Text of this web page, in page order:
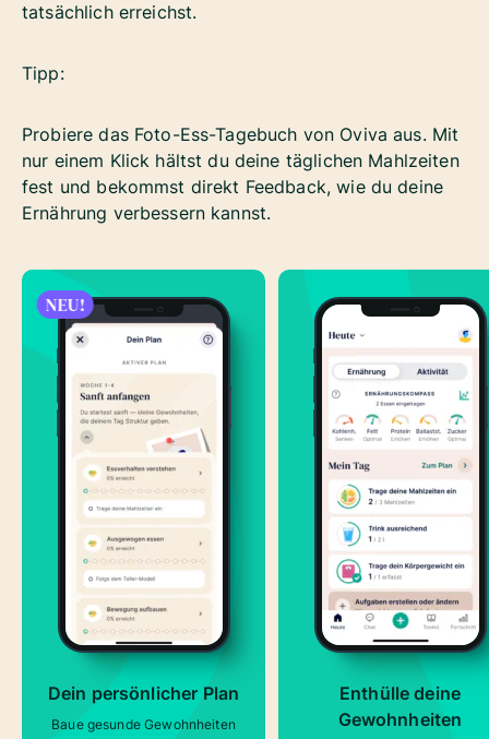
tatsächlich erreichst.
Tipp:
Probiere das Foto-Ess-Tagebuch von Oviva aus. Mit
nur einem Klick hältst du deine täglichen Mahlzeiten
fest und bekommst direkt Feedback, wie du deine
Ernährung verbessern kannst.
NEU!
Dein persönlicher Plan
Baue gesunde Gewohnheiten
Enthülle deine
Gewohnheiten